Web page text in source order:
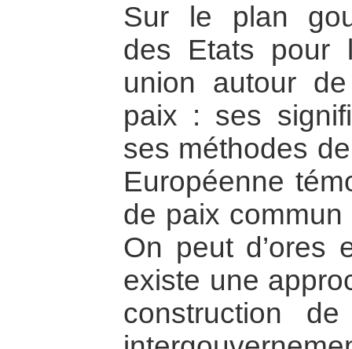
Sur le plan
des Etats pour
union autour
paix : ses
ses méthodes
Européenne
de paix
On peut d’ores
existe une
construction